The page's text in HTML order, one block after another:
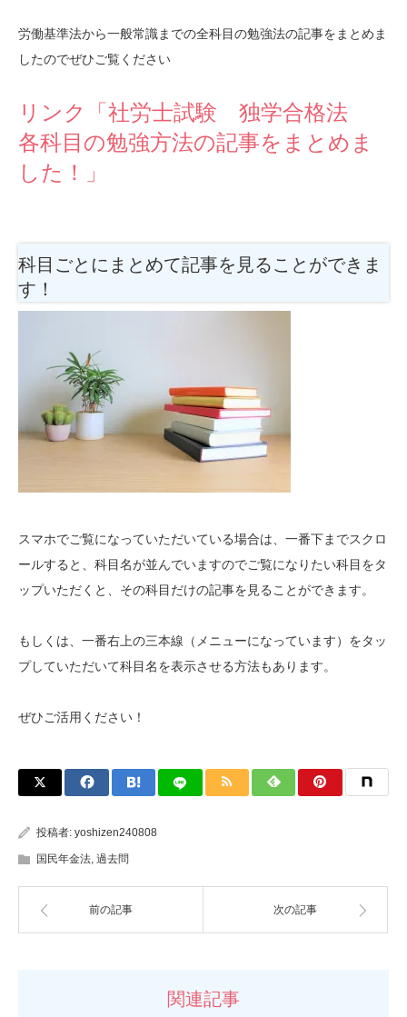
労働基準法から一般常識までの全科目の勉強法の記事をまとめま
したのでぜひご覧ください
リンク「社労士試験 独学合格法
各科目の勉強方法の記事をまとめま
した！」
科目ごとにまとめて記事を見ることができま
す！
スマホでご覧になっていただいている場合は、一番下までスクロ
ールすると、科目名が並んでいますのでご覧になりたい科目をタ
ップいただくと、その科目だけの記事を見ることができます。
もしくは、一番右上の三本線（メニューになっています）をタッ
プしていただいて科目名を表示させる方法もあります。
ぜひご活用ください！
投稿者: yoshizen240808
国民年金法 過去問
前の記事 次の記事
関連記事